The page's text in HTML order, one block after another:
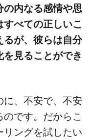
の内なる感情や思
べての正しいこ
るが、彼らは自分
見ることができ
に、不安で、不安
です。だからこ
リングを試したい